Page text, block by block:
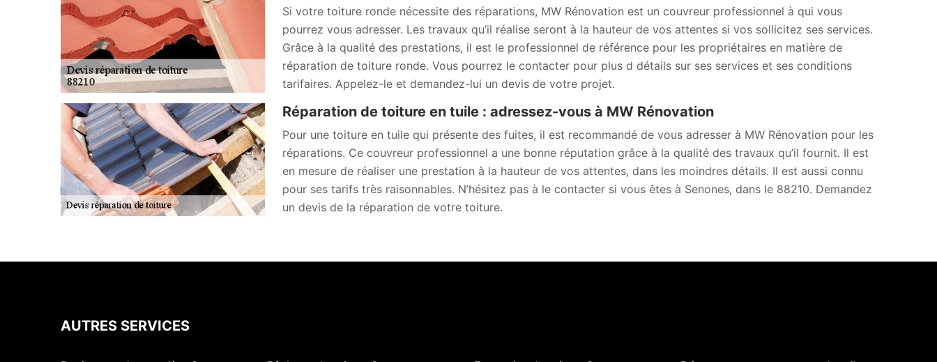
Si votre toiture ronde nécessite des réparations, MW Rénovation est un couvreur professionnel à qui vous
pourrez vous adresser. Les travaux qu’il réalise seront à la hauteur de vos attentes si vos sollicitez ses services.
Grâce à la qualité des prestations, il est le professionnel de référence pour les propriétaires en matière de
réparation de toiture ronde. Vous pourrez le contacter pour plus d détails sur ses services et ses conditions
tarifaires. Appelez-le et demandez-lui un devis de votre projet.
Réparation de toiture en tuile : adressez-vous à MW Rénovation
Pour une toiture en tuile qui présente des fuites, il est recommandé de vous adresser à MW Rénovation pour les
réparations. Ce couvreur professionnel a une bonne réputation grâce à la qualité des travaux qu’il fournit. Il est
en mesure de réaliser une prestation à la hauteur de vos attentes, dans les moindres détails. Il est aussi connu
pour ses tarifs très raisonnables. N’hésitez pas à le contacter si vous êtes à Senones, dans le 88210. Demandez
un devis de la réparation de votre toiture.
AUTRES SERVICES